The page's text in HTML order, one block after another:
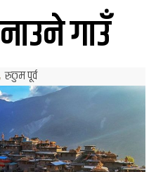
गाउँ
रुकुम पूर्व